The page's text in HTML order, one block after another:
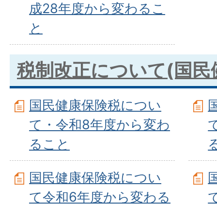
成28年度から変わるこ
と
税制改正について(国
国民健康保険税につい
て・令和8年度から変わ
ること
国民健康保険税につい
て令和6年度から変わる